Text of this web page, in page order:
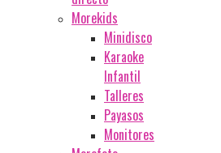
Morekids
Minidisco
Karaoke
Infantil
Talleres
Payasos
Monitores